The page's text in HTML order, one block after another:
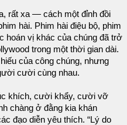
rất xa — cách một đỉnh đồi
hài. Phim hài điệu bộ, phim
hoán vị khác của chúng đã trở
trong một thời gian dài.
của công chúng, nhưng
cười cùng nhau.
khích, cười khẩy, cười vỡ
chàng ở đằng kia khán
đạo diễn yêu thích. “Lý do